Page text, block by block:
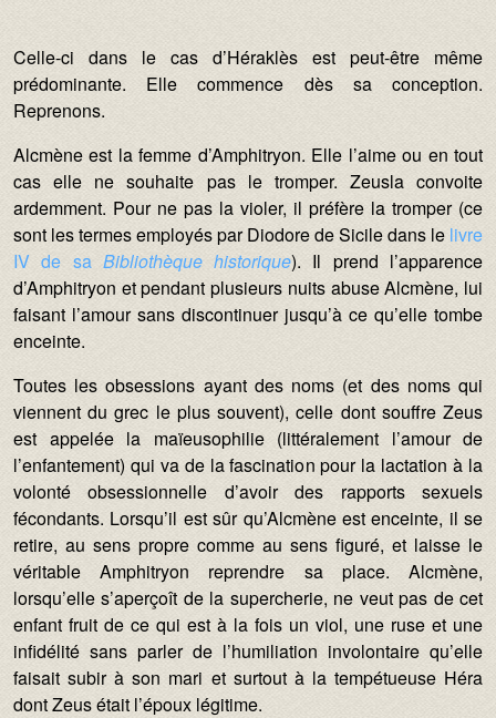
Celle-ci dans le cas d’Héraklès est peut-être même
prédominante. Elle commence dès sa conception.
Reprenons.
Alcmène est la femme d’Amphitryon. Elle l’aime ou en tout
cas elle ne souhaite pas le tromper. Zeusla convoite
ardemment. Pour ne pas la violer, il préfère la tromper (ce
sont les termes employés par Diodore de Sicile dans le livre
IV de saBibliothèque historique). Il prend l’apparence
d’Amphitryon et pendant plusieurs nuits abuse Alcmène, lui
faisant l’amour sans discontinuer jusqu’à ce qu’elle tombe
enceinte.
Toutes les obsessions ayant des noms (et des noms qui
viennent du grec le plus souvent), celle dont souffre Zeus
est appelée la maïeusophilie (littéralement l’amour de
l’enfantement) qui va de la fascination pour la lactation à la
volonté obsessionnelle d’avoir des rapports sexuels
fécondants. Lorsqu’il est sûr qu’Alcmène est enceinte, il se
retire, au sens propre comme au sens figuré, et laisse le
véritable Amphitryon reprendre sa place. Alcmène,
lorsqu’elle s’aperçoît de la supercherie, ne veut pas de cet
enfant fruit de ce qui est à la fois un viol, une ruse et une
infidélité sans parler de l’humiliation involontaire qu’elle
faisait subir à son mari et surtout à la tempétueuse Héra
dont Zeus était l’époux légitime.